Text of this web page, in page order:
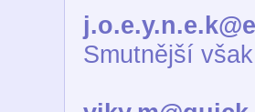
Smutnější